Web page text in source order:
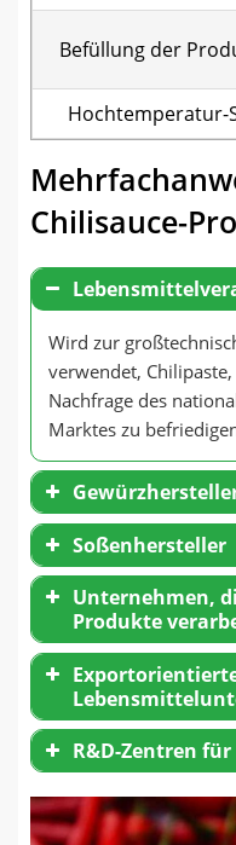
Befüllung der
Hochtemperatur-
Chilisauce-
Wird zur
verwendet,
Nachfrage des
Marktes zu
Soßenhersteller
Unternehmen,
Produkte
R&D-Zentren